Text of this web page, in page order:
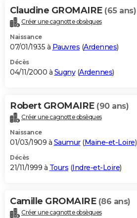
Claudine GROMAIRE (65 ans)
Créer une cagnotte obsèques
Naissance
07/01/1935 à Pauvres (Ardennes)
Décès
04/11/2000 à Sugny(Ardennes)
Robert GROMAIRE (90 ans)
Créer une cagnotte obsèques
Naissance
01/03/1909 à Saumur(Maine-et-Loire)
Décès
21/11/1999 à Tours (Indre-et-Loire)
Camille GROMAIRE (86 ans)
Créer une cagnotte obsèques